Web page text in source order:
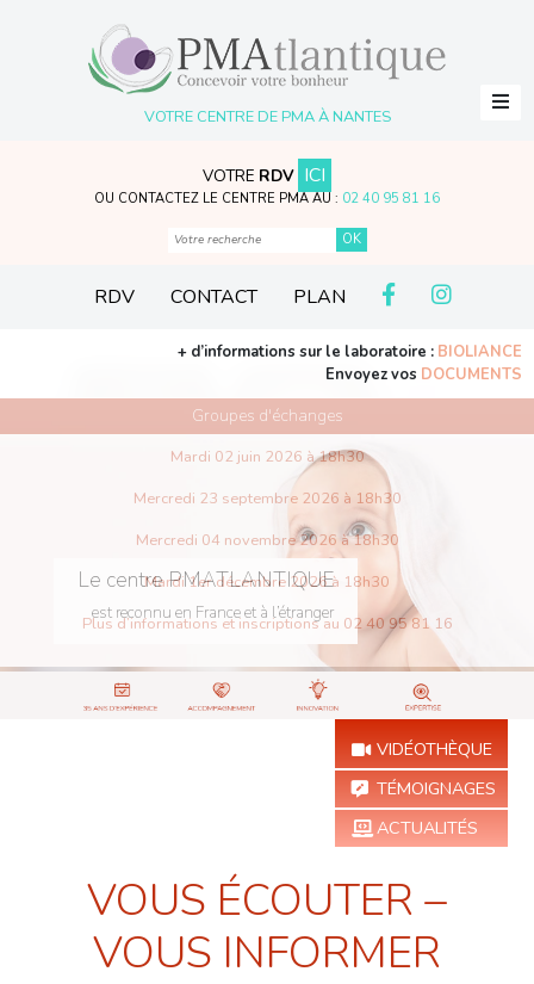
VOTRE CENTRE DE PMA À NANTES
VOTRE RDV ICI
OU CONTACTEZ LE CENTRE PMA AU : 02 40 95 81 16
+ d’informations sur le laboratoire : BIOLIANCE
Envoyez vos DOCUMENTS
RDV CONTACT PLAN
Le centre PMATLANTIQUE
est reconnu en France et à l’étranger
VIDÉOTHÈQUE
TÉMOIGNAGES
ACTUALITÉS
VOUS ÉCOUTER –
VOUS INFORMER